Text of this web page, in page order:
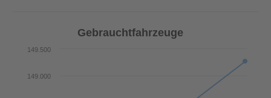
Gebrauchtfahrzeuge
149.000
149.500